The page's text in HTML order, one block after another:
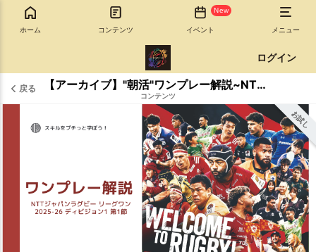
ホーム コンテンツ
New
イベント メニュー
ログイン
戻る 【アーカイブ】"朝活"ワンプレー解説~NTTジャパンラグビー リーグワン 2025-26 ディビジョン1 第1節~
コンテンツ
お試し